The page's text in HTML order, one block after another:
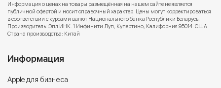
Информация о ценах на товары размещённая на нашем сайте не является
публичной офертой и носит справочный характер. Цены могут корректироваться
в соответствии с курсами валют Национального банка Республики Беларусь.
Производитель: Эпл ИНК. 1 Инфинити Луп, Купертино, Калифорния 95014. США
Страна производства: Китай
Информация
Apple для бизнеса